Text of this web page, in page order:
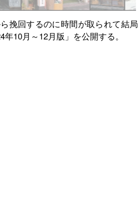
挽回するのに時間が取られて結局
10月～12月版」を公開する。